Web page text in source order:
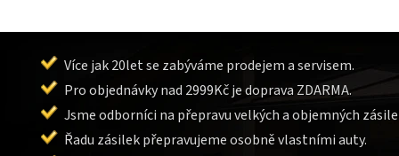
Více jak 20let se zabýváme prodejem a servisem.
Pro objednávky nad 2999Kč je doprava ZDARMA.
Jsme odborníci na přepravu velkých a objemných
Řadu zásilek přepravujeme osobně vlastními auty.